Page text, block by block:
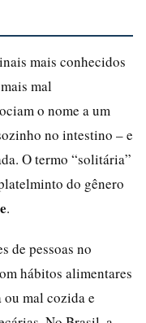
mais conhecidos
mal
o nome a um
no intestino – e
O termo “solitária”
do gênero
.
de pessoas no
hábitos alimentares
mal cozida e